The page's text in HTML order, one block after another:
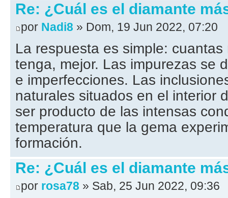
Re: ¿Cuál es el diamante
por Nadi8 » Dom, 19 Jun 2022, 07:20
La respuesta es simple:
tenga, mejor. Las impurezas se
e imperfecciones. Las
naturales situados en el interior
ser producto de las intensas
temperatura que la gema
formación.
Re: ¿Cuál es el diamante
por rosa78 » Sab, 25 Jun 2022, 09:36